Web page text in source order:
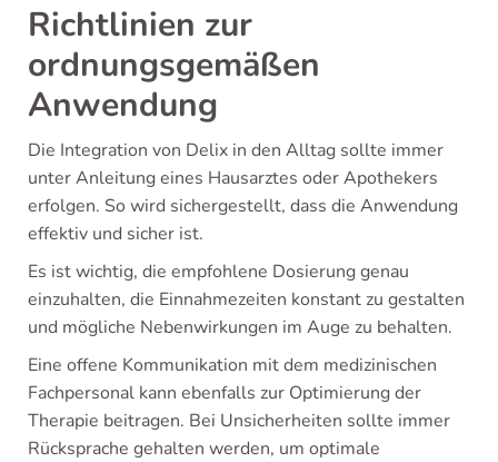
Richtlinien zur
ordnungsgemäßen
Anwendung
Die Integration von Delix in den Alltag sollte immer
unter Anleitung eines Hausarztes oder Apothekers
erfolgen. So wird sichergestellt, dass die Anwendung
effektiv und sicher ist.
Es ist wichtig, die empfohlene Dosierung genau
einzuhalten, die Einnahmezeiten konstant zu gestalten
und mögliche Nebenwirkungen im Auge zu behalten.
Eine offene Kommunikation mit dem medizinischen
Fachpersonal kann ebenfalls zur Optimierung der
Therapie beitragen. Bei Unsicherheiten sollte immer
Rücksprache gehalten werden, um optimale